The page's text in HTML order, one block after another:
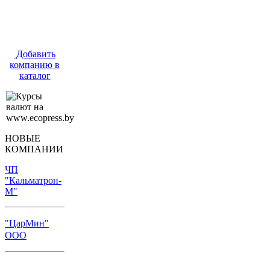
Добавить
компанию в
каталог
НОВЫЕ
КОМПАНИИ
ЧП
"Кальматрон-
М"
"ЦарМин"
ООО